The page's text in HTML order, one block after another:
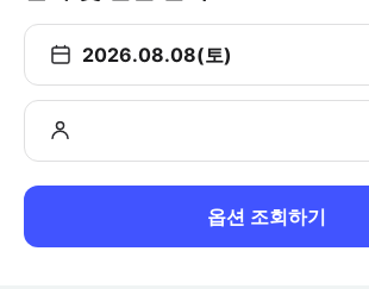
2026.08.08(토)
옵션 조회하기